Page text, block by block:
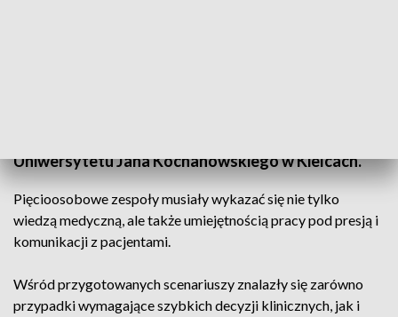
Uniwersytetu Jana Kochanowskiego w Kielcach.
Pięcioosobowe zespoły musiały wykazać się nie tylko
wiedzą medyczną, ale także umiejętnością pracy pod presją i
komunikacji z pacjentami.
Wśród przygotowanych scenariuszy znalazły się zarówno
przypadki wymagające szybkich decyzji klinicznych, jak i